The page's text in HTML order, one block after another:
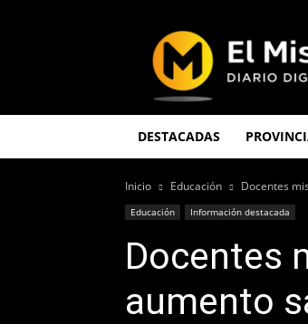
DESTACADAS
Inicio Educación Docentes
Educación Información destacada
Docentes
aumento